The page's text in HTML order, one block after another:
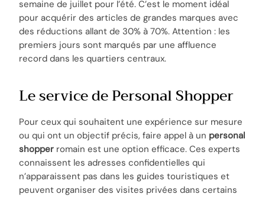
semaine de juillet pour l’été. C’est le moment idéal
pour acquérir des articles de grandes marques avec
des réductions allant de 30% à 70%. Attention : les
premiers jours sont marqués par une affluence
record dans les quartiers centraux.
Le service de Personal Shopper
Pour ceux qui souhaitent une expérience sur mesure
ou qui ont un objectif précis, faire appel à un personal
shopper romain est une option efficace. Ces experts
connaissent les adresses confidentielles qui
n’apparaissent pas dans les guides touristiques et
peuvent organiser des visites privées dans certains